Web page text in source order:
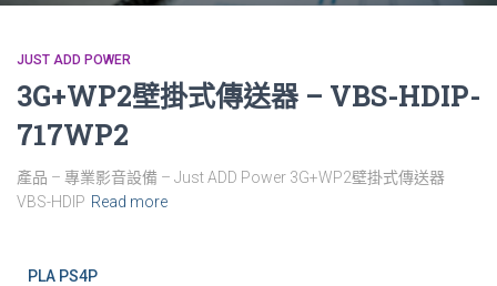
JUST ADD POWER
3G+WP2壁掛式傳送器 – VBS-HDIP-
717WP2
產品 – 專業影音設備 – Just ADD Power 3G+WP2壁掛式傳送器
VBS-HDIP Read more
PLA PS4P